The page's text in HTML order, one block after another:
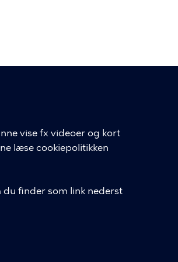
vise fx videoer og kort
læse cookiepolitikken
du finder som link nederst
vil klage